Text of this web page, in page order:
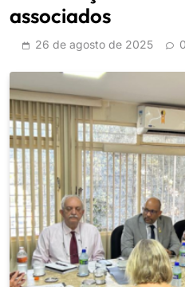
associados
26 de agosto de 2025 0